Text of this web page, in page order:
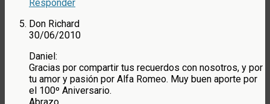
Responder
Don Richard
30/06/2010
Daniel:
Gracias por compartir tus recuerdos con nosotros, y por
tu amor y pasión por Alfa Romeo. Muy buen aporte por
el 100º Aniversario.